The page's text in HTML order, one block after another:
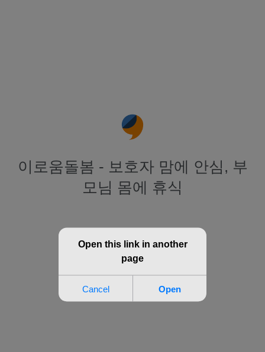
이로움돌봄 - 보호자 맘에 안심, 부
모님 몸에 휴식